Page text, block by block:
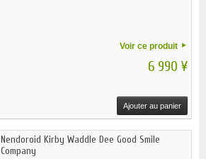
Voir ce produit
6 990 ¥
Ajouter au panier
Nendoroid Kirby Waddle Dee Good Smile
Company